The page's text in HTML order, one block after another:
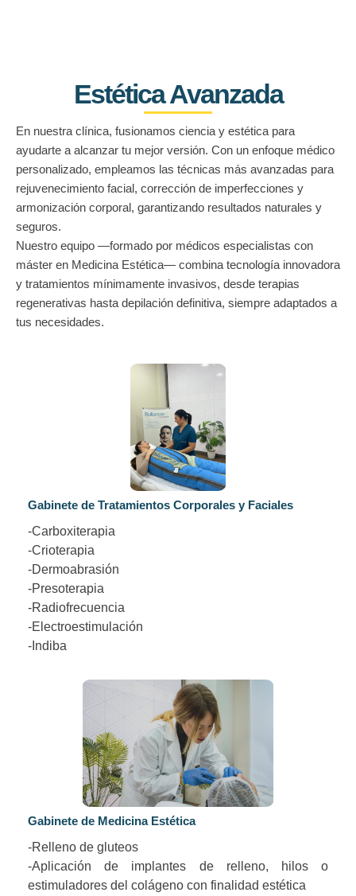
Estética Avanzada
En nuestra clínica, fusionamos ciencia y estética para
ayudarte a alcanzar tu mejor versión. Con un enfoque médico
personalizado, empleamos las técnicas más avanzadas para
rejuvenecimiento facial, corrección de imperfecciones y
armonización corporal, garantizando resultados naturales y
seguros.
Nuestro equipo —formado por médicos especialistas con
máster en Medicina Estética— combina tecnología innovadora
y tratamientos mínimamente invasivos, desde terapias
regenerativas hasta depilación definitiva, siempre adaptados a
tus necesidades.
Gabinete de Tratamientos Corporales y Faciales
-Carboxiterapia
-Crioterapia
-Dermoabrasión
-Presoterapia
-Radiofrecuencia
-Electroestimulación
-Indiba
Gabinete de Medicina Estética
-Relleno de gluteos
-Aplicación de implantes de relleno, hilos o
estimuladores del colágeno con finalidad estética